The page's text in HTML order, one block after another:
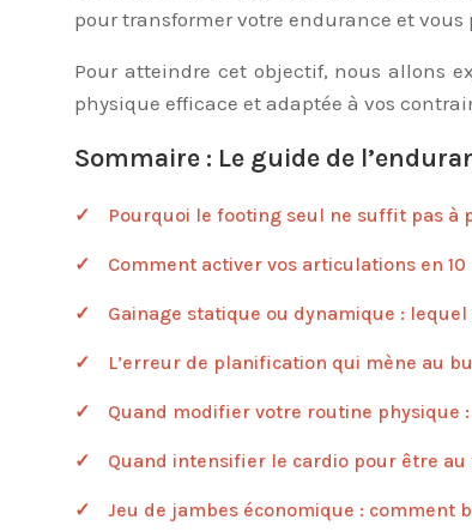
pour transformer votre endurance et
Pour atteindre cet objectif, nous allons
physique efficace et adaptée à vos
Sommaire : Le guide de
Pourquoi le footing seul ne suffit pas à
Comment activer vos articulations en
Gainage statique ou dynamique :
L’erreur de planification qui mène au
Quand modifier votre routine physique
Quand intensifier le cardio pour être
Jeu de jambes économique : comment